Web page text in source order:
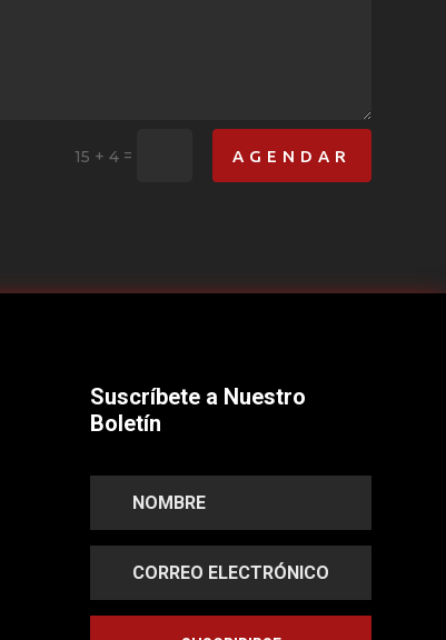
15 + 4= AGENDAR
Suscríbete a Nuestro
Boletín